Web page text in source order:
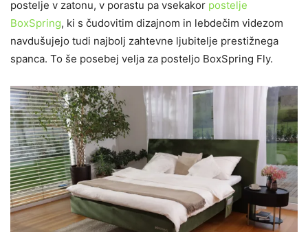
postelje v zatonu, v porastu pa vsekakor postelje
BoxSpring, ki s čudovitim dizajnom in lebdečim videzom
navdušujejo tudi najbolj zahtevne ljubitelje prestižnega
spanca. To še posebej velja za posteljo BoxSpring Fly.